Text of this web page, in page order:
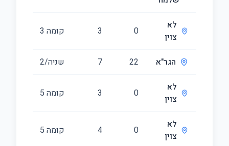
לא
צוין
0
3 קומה ‎3‏
הגר"א 22
7 שניה/2
לא
צוין
0
3 קומה ‎5‏
לא
צוין
0
4 קומה ‎5‏